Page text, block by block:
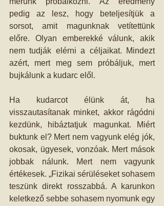
pedig az lesz, hogy beteljesítjük a
sorsot, amit magunknak vetítettünk
előre. Olyan emberekké válunk, akik
nem tudják elérni a céljaikat. Mindezt
azért, mert meg sem próbáljuk, mert
bujkálunk a kudarc elől.
Ha kudarcot élünk át, ha
visszautasítanak minket, akkor rágódni
kezdünk, hibáztatjuk magunkat. Miért
buktunk el? Mert nem vagyunk elég jók,
okosak, ügyesek, vonzóak. Mert mások
jobbak nálunk. Mert nem vagyunk
értékesek. „Fizikai sérüléseket sohasem
teszünk direkt rosszabbá. A karunkon
keletkező sebbe sohasem nyomunk egy